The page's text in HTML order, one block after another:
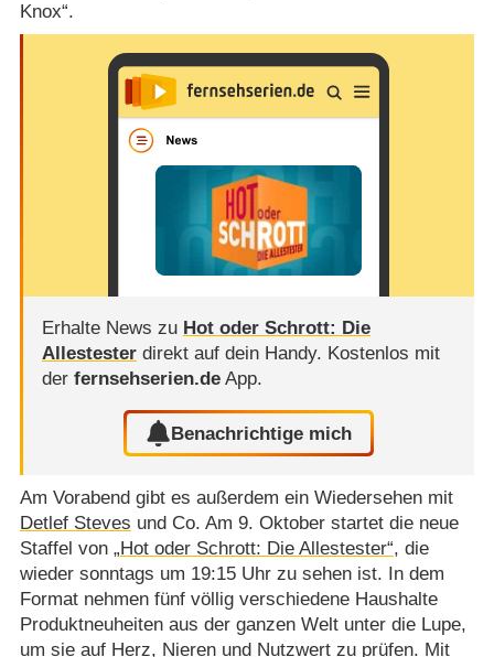
Knox“.
Erhalte News zu Hot oder Schrott: Die
Allestesterdirekt auf dein Handy. Kostenlos mit
der fernsehserien.deApp.
Benachrichtige mich
Am Vorabend gibt es außerdem ein Wiedersehen mit
Detlef Steves und Co. Am 9. Oktober startet die neue
Staffel von „Hot oder Schrott: Die Allestester“, die
wieder sonntags um 19:15 Uhr zu sehen ist. In dem
Format nehmen fünf völlig verschiedene Haushalte
Produktneuheiten aus der ganzen Welt unter die Lupe,
um sie auf Herz, Nieren und Nutzwert zu prüfen. Mit